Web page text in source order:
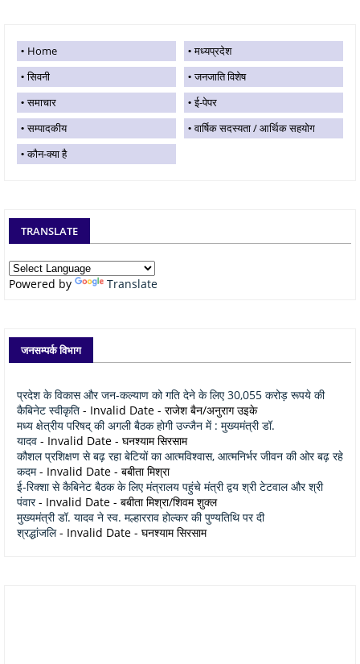
Home
मध्यप्रदेश
सिवनी
जनजाति विशेष
समाचार
ई-पेपर
सम्पादकीय
वार्षिक सदस्यता / आर्थिक सहयोग
कौन-क्या है
TRANSLATE
Powered by Translate
जनसम्पर्क विभाग
प्रदेश के विकास और जन-कल्याण को गति देने के लिए 30,055 करोड़ रूपये की
कैबिनेट स्वीकृति - Invalid Date - राजेश बैन/अनुराग उइके
मध्य क्षेत्रीय परिषद् की अगली बैठक होगी उज्जैन में : मुख्यमंत्री डॉ.
यादव - Invalid Date - घनश्याम सिरसाम
कौशल प्रशिक्षण से बढ़ रहा बेटियों का आत्मविश्वास, आत्मनिर्भर जीवन की ओर बढ़ रहे
कदम- Invalid Date - बबीता मिश्रा
ई-रिक्शा से कैबिनेट बैठक के लिए मंत्रालय पहुंचे मंत्री द्वय श्री टेटवाल और श्री
पंवार- Invalid Date - बबीता मिश्रा/शिवम शुक्ल
मुख्यमंत्री डॉ. यादव ने स्व. मल्हारराव होल्कर की पुण्यतिथि पर दी
श्रद्धांजलि- Invalid Date - घनश्याम सिरसाम